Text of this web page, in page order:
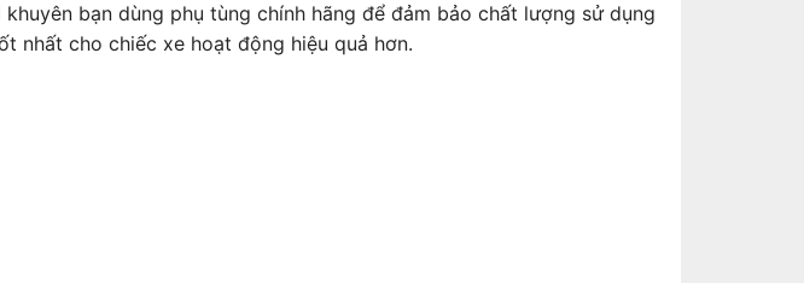
khuyên bạn dùng phụ tùng chính hãng để đảm bảo chất lượng sử dụng
nhất cho chiếc xe hoạt động hiệu quả hơn.